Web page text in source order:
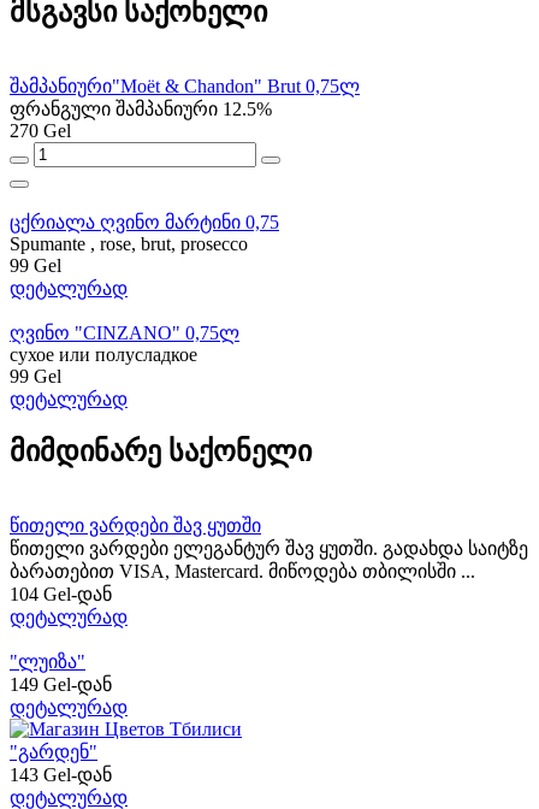
მსგავსი საქონელი
შამპანიური"Moët & Chandon" Brut 0,75ლ
ფრანგული შამპანიური 12.5%
270 Gel
ცქრიალა ღვინო მარტინი 0,75
Spumante , rose, brut, prosecco
99 Gel
დეტალურად
ღვინო "CINZANO" 0,75ლ
сухое или полусладкое
99 Gel
დეტალურად
მიმდინარე საქონელი
წითელი ვარდები შავ ყუთში
წითელი ვარდები ელეგანტურ შავ ყუთში. გადახდა საიტზე
ბარათებით VISA, Mastercard. მიწოდება თბილისში ...
104 Gel-დან
დეტალურად
"ლუიზა"
149 Gel-დან
დეტალურად
"გარდენ"
143 Gel-დან
დეტალურად